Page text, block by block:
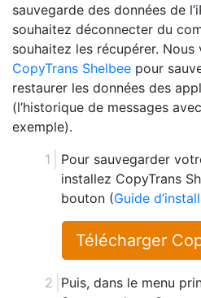
sauvegarde des données de
souhaitez déconnecter du
souhaitez les récupérer. Nous
CopyTrans Shelbee pour
restaurer les données des
(l’historique de messages
exemple).
Pour sauvegarder
installez CopyTrans
bouton (Guide
Télécharger
Puis, dans le menu